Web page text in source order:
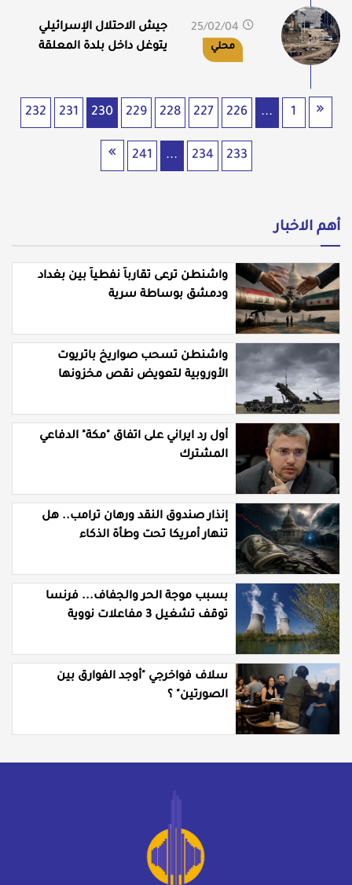
الوسطى
25/02/04
12:20
محلي
جيش الاحتلال الإسرائيلي
يتوغل داخل بلدة المعلقة
1
...
226
227
228
229
230
231
232
233
234
...
241
أهم الاخبار
واشنطن ترعى تقارباً نفطياً بين بغداد
ودمشق بوساطة سرية
واشنطن تسحب صواريخ باتريوت
الأوروبية لتعويض نقص مخزونها
أول رد ايراني على اتفاق "مكة" الدفاعي
المشترك
إنذار صندوق النقد ورهان ترامب.. هل
تنهار أمريكا تحت وطأة الذكاء
بسبب موجة الحر والجفاف... فرنسا
توقف تشغيل 3 مفاعلات نووية
سلاف فواخرجي "أوجد الفوارق بين
الصورتين" ؟